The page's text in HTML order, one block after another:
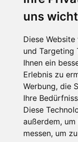
uns
Diese
und Targeting
Ihnen ein
Erlebnis zu
Werbung, die
Ihre
Diese
außerdem,
messen, um
Teppiche für ein
Teppich in Ihrem
60cm. Vor allem in
Oberfläche ein sehr
Fletco Fluffy und